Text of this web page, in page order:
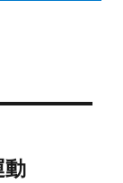
動